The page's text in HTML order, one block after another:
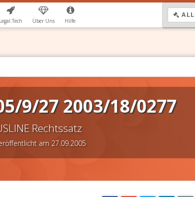
Legal.Tech Über Uns Hilfe
9/27 2003/18/0277
Rechtssatz
am 27.09.2005